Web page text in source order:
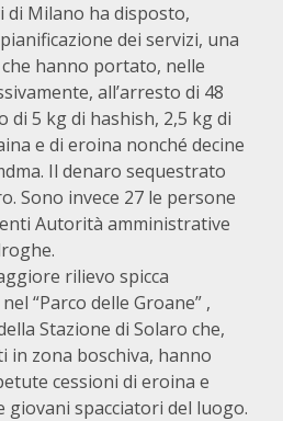
di Milano ha disposto,
dei servizi, una
hanno portato, nelle
all’arresto di 48
di 5 kg di hashish, 2,5 kg di
e di eroina nonché decine
Il denaro sequestrato
Sono invece 27 le persone
Autorità amministrative
rilievo spicca
“Parco delle Groane” ,
Stazione di Solaro che,
in zona boschiva, hanno
cessioni di eroina e
giovani spacciatori del luogo.